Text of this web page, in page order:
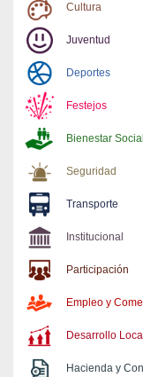
Cultura
Juventud
Deportes
Festejos
Bienestar
Seguridad
Transporte
Institucional
Participación
Empleo y
Desarrollo
Hacienda y